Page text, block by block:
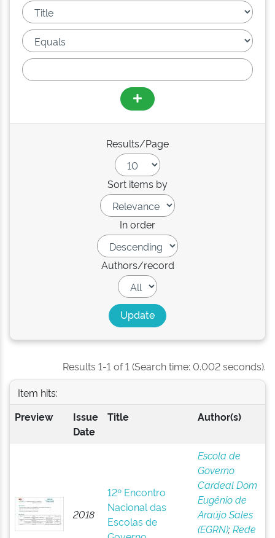
Results/Page
Sort items by
In order
Authors/record
Results 1-1 of 1 (Search time: 0.002 seconds).
Item hits:
Preview
Issue
Date
Title Author(s)
2018
12º Encontro
Nacional das
Escolas de
Escola de
Governo
Cardeal Dom
Eugênio de
Araújo Sales
(EGRN);Rede